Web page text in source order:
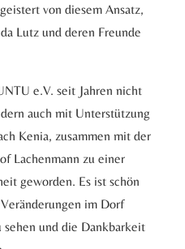
von diesem Ansatz,
Lutz und deren Freunde
e.V. seit Jahren nicht
auch mit Unterstützung
Kenia, zusammen mit der
Lachenmann zu einer
geworden. Es ist schön
im Dorf
sehen und die Dankbarkeit